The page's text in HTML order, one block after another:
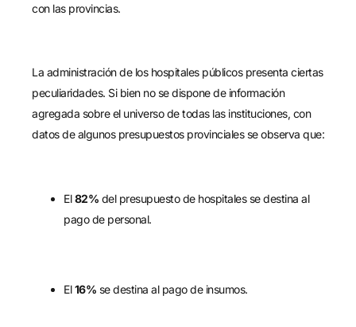
con las provincias.
La administración de los hospitales públicos presenta ciertas
peculiaridades. Si bien no se dispone de información
agregada sobre el universo de todas las instituciones, con
datos de algunos presupuestos provinciales se observa que:
El82% del presupuesto de hospitales se destina al
pago de personal.
El16% se destina al pago de insumos.